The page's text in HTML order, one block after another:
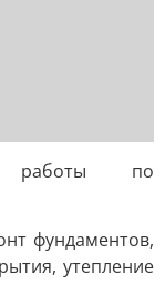
работы по
фундаментов,
утепление